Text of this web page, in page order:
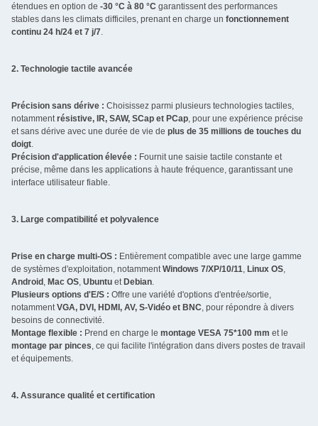
étendues en option de -30 °C à 80 °C garantissent des performances
stables dans les climats difficiles, prenant en charge un fonctionnement
continu 24 h/24 et 7 j/7.
2. Technologie tactile avancée
Précision sans dérive : Choisissez parmi plusieurs technologies tactiles,
notammentrésistive, IR, SAW, SCap et PCap, pour une expérience précise
et sans dérive avec une durée de vie de plus de 35 millions de touches du
doigt.
Précision d'application élevée : Fournit une saisie tactile constante et
précise, même dans les applications à haute fréquence, garantissant une
interface utilisateur fiable.
3. Large compatibilité et polyvalence
Prise en charge multi-OS : Entièrement compatible avec une large gamme
de systèmes d'exploitation, notammentWindows 7/XP/10/11, Linux OS,
Android, Mac OS, Ubuntu etDebian.
Plusieurs options d'E/S : Offre une variété d'options d'entrée/sortie,
notammentVGA, DVI, HDMI, AV, S-Vidéo et BNC, pour répondre à divers
besoins de connectivité.
Montage flexible : Prend en charge le montage VESA 75*100 mm et le
montage par pinces, ce qui facilite l'intégration dans divers postes de travail
et équipements.
4. Assurance qualité et certification